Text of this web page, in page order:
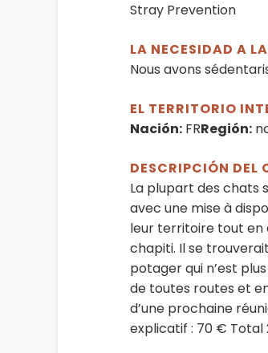
Stray Prevention
LA NECESIDAD A
Nous avons
EL TERRITORIO
Nación: FRRegión:
DESCRIPCIÓN DEL
La plupart des chats
avec une mise à
leur territoire tout en
chapiti. Il se
potager qui n’est
de toutes routes et
d’une prochaine
explicatif : 70 € Total